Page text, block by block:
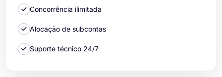
Concorrência ilimitada
Alocação de subcontas
Suporte técnico 24/7